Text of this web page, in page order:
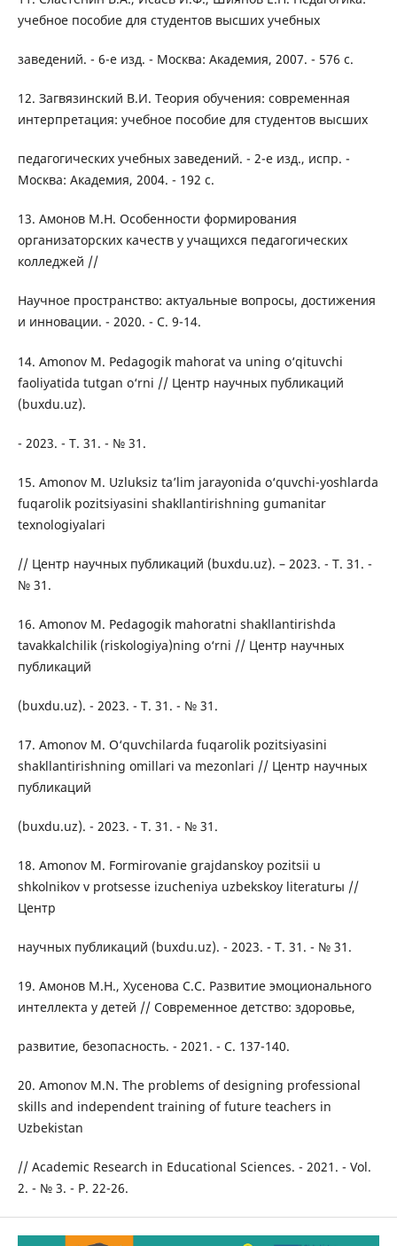
учебное пособие для студентов высших учебных
заведений. - 6-е изд. - Москва: Академия, 2007. - 576 с.
12. Загвязинский В.И. Теория обучения: современная
интерпретация: учебное пособие для студентов высших
педагогических учебных заведений. - 2-е изд., испр. -
Москва: Академия, 2004. - 192 с.
13. Амонов М.Н. Особенности формирования
организаторских качеств у учащихся педагогических
колледжей //
Научное пространство: актуальные вопросы, достижения
и инновации. - 2020. - С. 9-14.
14. Amonov M. Pedagogik mahorat va uning o‘qituvchi
faoliyatida tutgan o‘rni // Центр научных публикаций
(buxdu.uz).
- 2023. - Т. 31. - № 31.
15. Amonov M. Uzluksiz ta’lim jarayonida o‘quvchi-yoshlarda
fuqarolik pozitsiyasini shakllantirishning gumanitar
texnologiyalari
// Центр научных публикаций (buxdu.uz). – 2023. - Т. 31. -
№ 31.
16. Amonov M. Pedagogik mahoratni shakllantirishda
tavakkalchilik (riskologiya)ning o‘rni // Центр научных
публикаций
(buxdu.uz). - 2023. - Т. 31. - № 31.
17. Amonov M. O‘quvchilarda fuqarolik pozitsiyasini
shakllantirishning omillari va mezonlari // Центр научных
публикаций
(buxdu.uz). - 2023. - Т. 31. - № 31.
18. Amonov M. Formirovanie grajdanskoy pozitsii u
shkolnikov v protsesse izucheniya uzbekskoy literaturы //
Центр
научных публикаций (buxdu.uz). - 2023. - Т. 31. - № 31.
19. Амонов М.Н., Хусенова С.С. Развитие эмоционального
интеллекта у детей // Современное детство: здоровье,
развитие, безопасность. - 2021. - С. 137-140.
20. Amonov M.N. The problems of designing professional
skills and independent training of future teachers in
Uzbekistan
// Academic Research in Educational Sciences. - 2021. - Vol.
2. - № 3. - P. 22-26.